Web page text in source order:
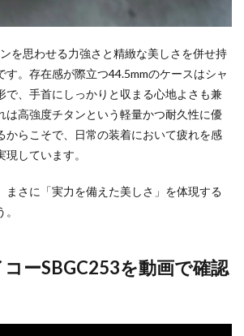
を思わせる力強さと精緻な美しさを併せ持
す。存在感が際立つ44.5mmのケースはシャ
で、手首にしっかりと収まる心地よさも兼
は高強度チタンという軽量かつ耐久性に優
からこそで、日常の装着において疲れを感
しています。
まさに「実力を備えた美しさ」を体現する
ーSBGC253を動画で確認